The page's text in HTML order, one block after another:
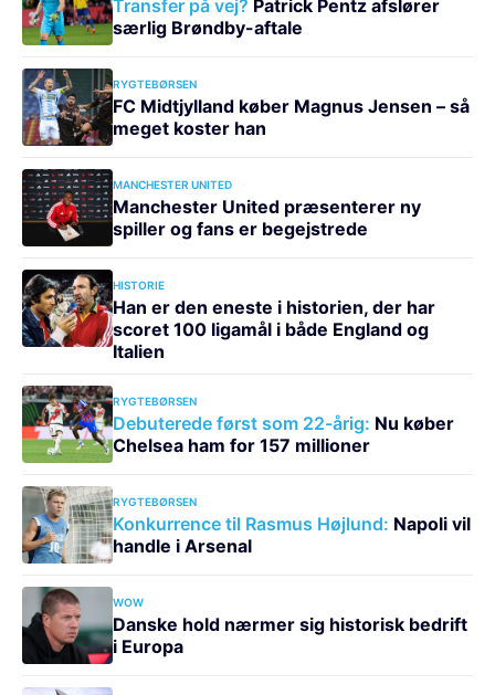
Transfer på vej? Patrick Pentz afslører
særlig Brøndby-aftale
RYGTEBØRSEN
FC Midtjylland køber Magnus Jensen – så
meget koster han
MANCHESTER UNITED
Manchester United præsenterer ny
spiller og fans er begejstrede
HISTORIE
Han er den eneste i historien, der har
scoret 100 ligamål i både England og
Italien
RYGTEBØRSEN
Debuterede først som 22-årig: Nu køber
Chelsea ham for 157 millioner
RYGTEBØRSEN
Konkurrence til Rasmus Højlund: Napoli vil
handle i Arsenal
WOW
Danske hold nærmer sig historisk bedrift
i Europa